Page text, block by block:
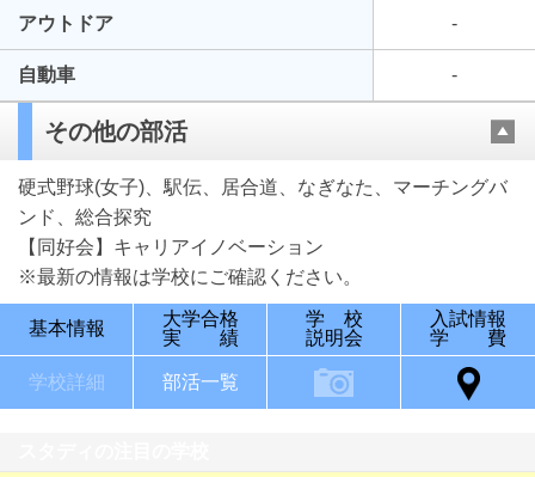
アウトドア -
自動車 -
その他の部活
硬式野球(女子)、駅伝、居合道、なぎなた、マーチングバ
ンド、総合探究
【同好会】キャリアイノベーション
※最新の情報は学校にご確認ください。
基本情報
大学合格
実 績
学 校
説明会
入試情報
学 費
学校詳細 部活一覧